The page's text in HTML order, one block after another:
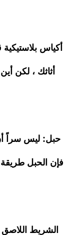
أكياس
أثاثك ، لكن
حبل: ليس سراً أن
فإن الحبل
الشريط اللاصق